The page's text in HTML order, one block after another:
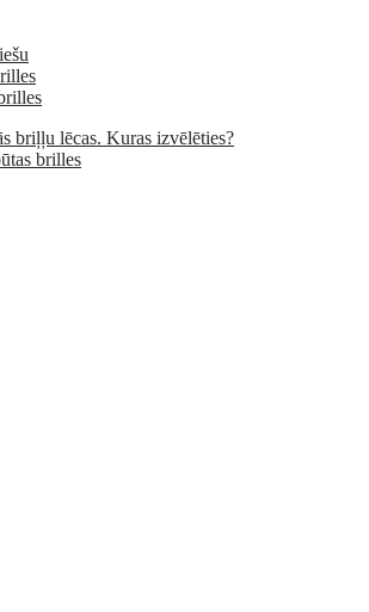
briļļu lēcas. Kuras izvēlēties?
brilles